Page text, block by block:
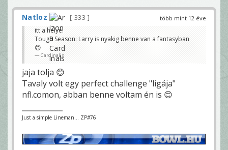
több mint 12 éve
Natloz
333
itt a helye!
Tough Season: Larry is nyakig benne van a fantasyban
😊
Cardinalis
jaja tolja 😊
Tavaly volt egy perfect challenge "ligája"
nfl.comon, abban benne voltam én is 😊
Just a simple Lineman... ZP#76